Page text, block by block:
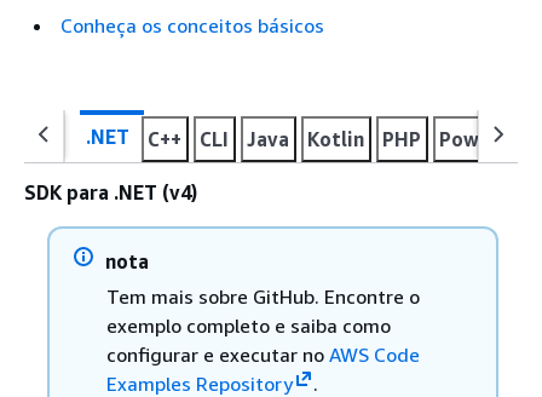
Conheça os conceitos básicos
.NET C++ CLI Java Kotlin PHP
SDK para .NET (v4)
nota
Tem mais sobre GitHub. Encontre o
exemplo completo e saiba como
configurar e executar no AWS Code
Examples Repository
.